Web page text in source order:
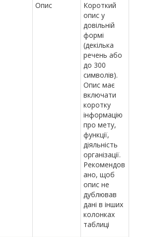
Опис
Короткий
опис у
довільній
формі
(декілька
речень або
до 300
символів).
Опис має
включати
коротку
інформацію
про мету,
функції,
діяльність
організації.
Рекомендов
ано, щоб
опис не
дублював
дані в інших
колонках
таблиці